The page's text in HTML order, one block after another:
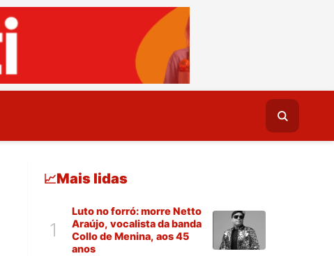
📈Mais lidas
1
Luto no forró: morre Netto
Araújo, vocalista da banda
Collo de Menina, aos 45
anos